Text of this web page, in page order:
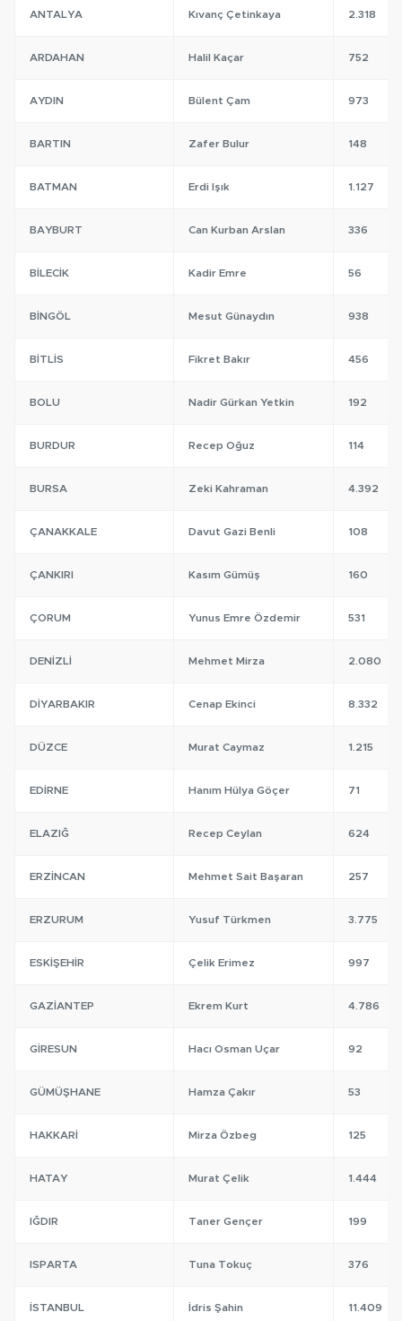
ANTALYA Kıvanç Çetinkaya 2.318
ARDAHAN Halil Kaçar 752
AYDIN Bülent Çam 973
BARTIN Zafer Bulur 148
BATMAN Erdi Işık 1.127
BAYBURT Can Kurban Arslan 336
BILECIK Kadir Emre 56
BINGÖL Mesut Günaydın 938
BITLIS Fikret Bakır 456
BOLU Nadir Gürkan Yetkin 192
BURDUR Recep Oğuz 114
BURSA Zeki Kahraman 4.392
ÇANAKKALE Davut Gazi Benli 108
ÇANKIRI Kasım Gümüş 160
ÇORUM Yunus Emre Özdemir 531
DENIZLI Mehmet Mirza 2.080
DIYARBAKIR Cenap Ekinci 8.332
DÜZCE Murat Caymaz 1.215
EDIRNE Hanım Hülya Göçer 71
ELAZIĞ Recep Ceylan 624
ERZINCAN Mehmet Sait Başaran 257
ERZURUM Yusuf Türkmen 3.775
ESKIŞEHIR Çelik Erimez 997
GAZIANTEP Ekrem Kurt 4.786
GIRESUN Hacı Osman Uçar 92
GÜMÜŞHANE Hamza Çakır 53
HAKKARI Mirza Özbeg 125
HATAY Murat Çelik 1.444
IĞDIR Taner Gençer 199
ISPARTA Tuna Tokuç 376
İSTANBUL İdris Şahin 11.409